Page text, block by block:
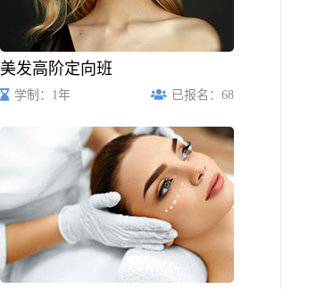
美发高阶定向班
学制：1年 已报名：68